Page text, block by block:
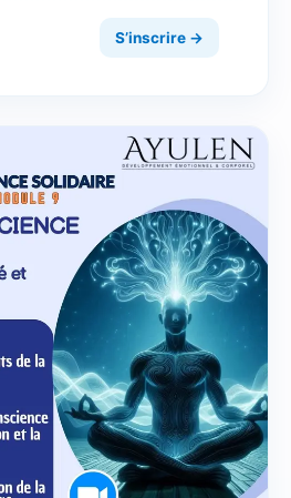
S’inscrire →